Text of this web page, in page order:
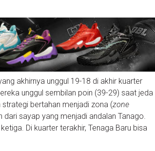
akhirnya unggul 19-18 di akhir kuarter
unggul sembilan poin (39-29) saat jeda
bertahan menjadi zona (zone
sayap yang menjadi andalan Tanago.
Di kuarter terakhir, Tenaga Baru bisa